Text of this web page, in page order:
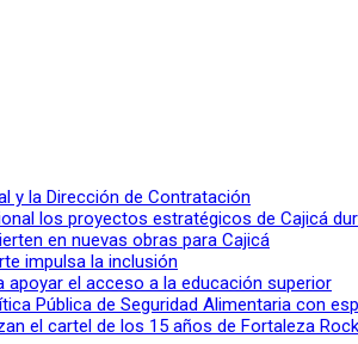
y la Dirección de Contratación
los proyectos estratégicos de Cajicá
en nuevas obras para Cajicá
impulsa la inclusión
apoyar el acceso a la educación superior
Pública de Seguridad Alimentaria con
el cartel de los 15 años de Fortaleza